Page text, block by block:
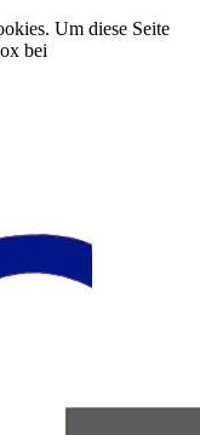
Um diese Seite
bei